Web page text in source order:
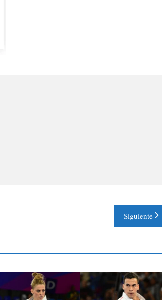
Siguiente